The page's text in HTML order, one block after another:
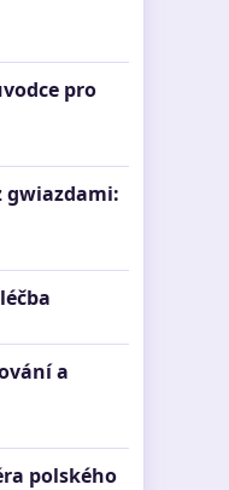
pro
gwiazdami:
a
polského